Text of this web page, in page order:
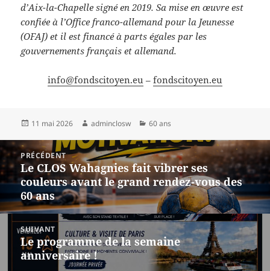
d’Aix-la-Chapelle signé en 2019. Sa mise en œuvre est
confiée à l’Office franco-allemand pour la Jeunesse
(OFAJ) et il est financé à parts égales par les
gouvernements français et allemand.
info@fondscitoyen.eu – fondscitoyen.eu
Publié
11 mai 2026 Auteur
adminclosw Catégories
60 ans
Navigation
de
l’article
PRÉCÉDENT
Article
précédent :
Le CLOS Wahagnies fait vibrer ses
couleurs avant le grand rendez-vous des
60 ans
SUIVANT
Article
suivant :
Le programme de la semaine
anniversaire !